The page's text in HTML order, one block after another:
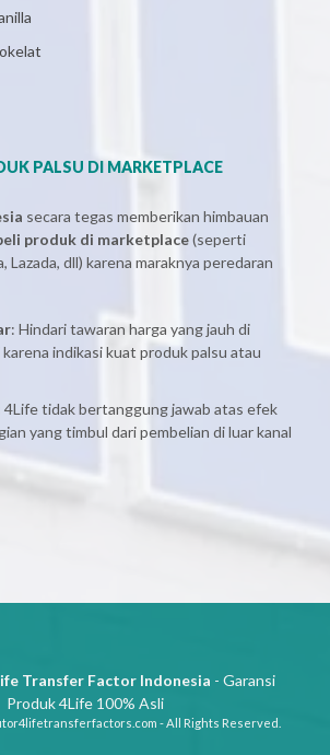
PALSU DI MARKETPLACE
secara tegas memberikan himbauan
produk di marketplace(seperti
Lazada, dll) karena maraknya peredaran
: Hindari tawaran harga yang jauh di
indikasi kuat produk palsu atau
4Life tidak bertanggung jawab atas efek
yang timbul dari pembelian di luar kanal
Transfer Factor Indonesia - Garansi
Produk 4Life 100% Asli
- All Rights Reserved.